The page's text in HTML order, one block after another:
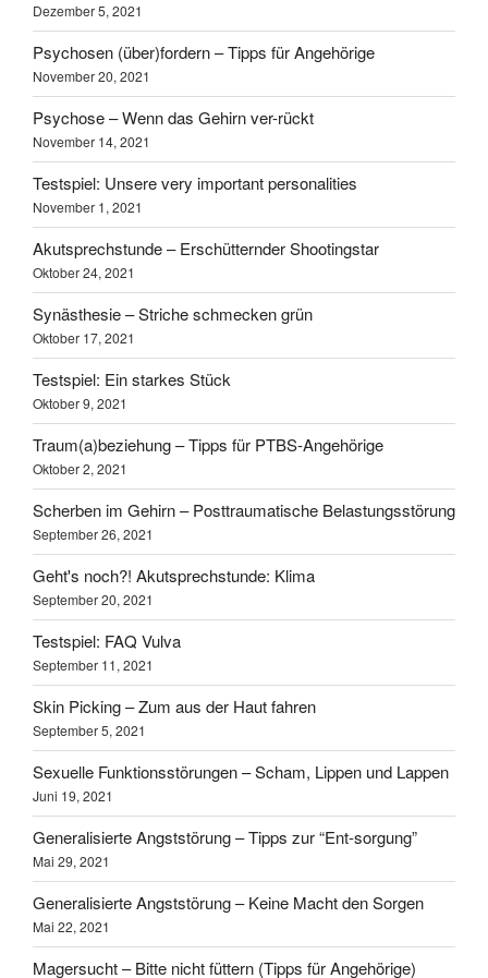
Dezember 5, 2021
Psychosen (über)fordern – Tipps für Angehörige
November 20, 2021
Psychose – Wenn das Gehirn ver-rückt
November 14, 2021
Testspiel: Unsere very important personalities
November 1, 2021
Akutsprechstunde – Erschütternder Shootingstar
Oktober 24, 2021
Synästhesie – Striche schmecken grün
Oktober 17, 2021
Testspiel: Ein starkes Stück
Oktober 9, 2021
Traum(a)beziehung – Tipps für PTBS-Angehörige
Oktober 2, 2021
Scherben im Gehirn – Posttraumatische Belastungsstörung
September 26, 2021
Geht's noch?! Akutsprechstunde: Klima
September 20, 2021
Testspiel: FAQ Vulva
September 11, 2021
Skin Picking – Zum aus der Haut fahren
September 5, 2021
Sexuelle Funktionsstörungen – Scham, Lippen und Lappen
Juni 19, 2021
Generalisierte Angststörung – Tipps zur “Ent-sorgung”
Mai 29, 2021
Generalisierte Angststörung – Keine Macht den Sorgen
Mai 22, 2021
Magersucht – Bitte nicht füttern (Tipps für Angehörige)